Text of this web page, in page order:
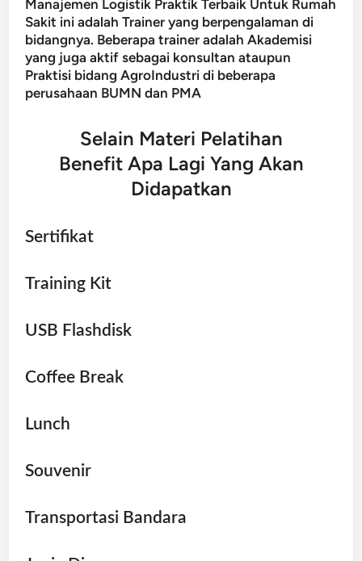
Manajemen Logistik Praktik Terbaik Untuk Rumah
Sakit ini adalah Trainer yang berpengalaman di
bidangnya. Beberapa trainer adalah Akademisi
yang juga aktif sebagai konsultan ataupun
Praktisi bidang AgroIndustri di beberapa
perusahaan BUMN dan PMA
Selain Materi Pelatihan
Benefit Apa Lagi Yang Akan
Didapatkan
Sertifikat
Training Kit
USB Flashdisk
Coffee Break
Lunch
Souvenir
Transportasi Bandara